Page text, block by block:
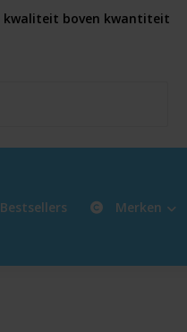
kwaliteit boven kwantiteit
Bestsellers Merken